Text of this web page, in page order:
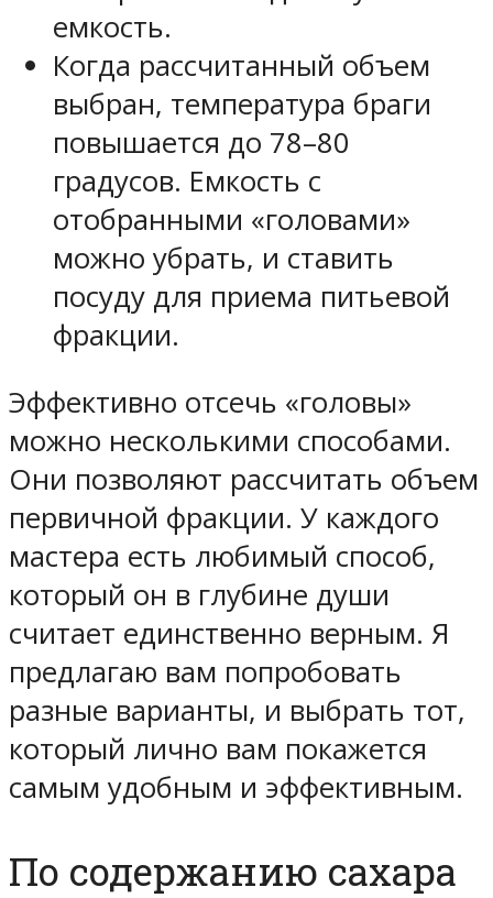
емкость.
Когда рассчитанный объем
выбран, температура браги
повышается до 78–80
градусов. Емкость с
отобранными «головами»
можно убрать, и ставить
посуду для приема питьевой
фракции.
Эффективно отсечь «головы»
можно несколькими способами.
Они позволяют рассчитать объем
первичной фракции. У каждого
мастера есть любимый способ,
который он в глубине души
считает единственно верным. Я
предлагаю вам попробовать
разные варианты, и выбрать тот,
который лично вам покажется
самым удобным и эффективным.
По содержанию сахара